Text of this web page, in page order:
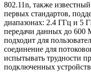
802.11n, также
первых стандартов,
диапазонах: 2.4 ГГц и 5
передачи данных до 600
подходит для
соединение для
испытывать трудности
подключенных